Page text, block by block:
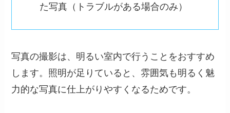
た写真（トラブルがある場合のみ）
写真の撮影は、明るい室内で行うことをおすすめ
します。照明が足りていると、雰囲気も明るく魅
力的な写真に仕上がりやすくなるためです。